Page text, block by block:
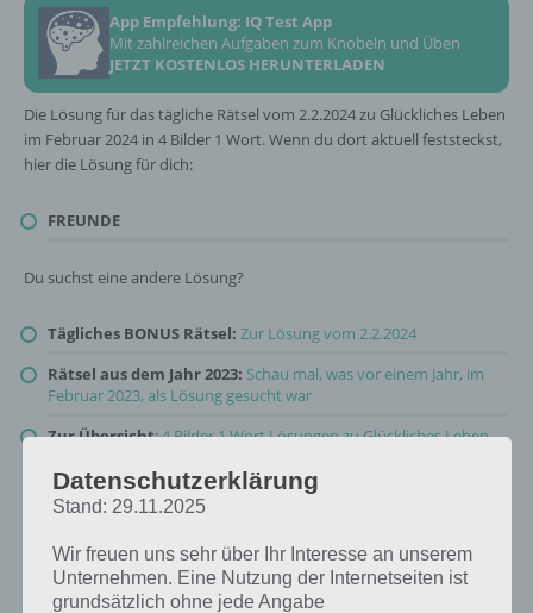
App Empfehlung: IQ Test App
Mit zahlreichen Aufgaben zum Knobeln und Üben
JETZT KOSTENLOS HERUNTERLADEN
Die Lösung für das tägliche Rätsel vom 2.2.2024 zu Glückliches Leben
im Februar 2024 in 4 Bilder 1 Wort. Wenn du dort aktuell feststeckst,
hier die Lösung für dich:
FREUNDE
Du suchst eine andere Lösung?
Tägliches BONUS Rätsel: Zur Lösung vom 2.2.2024
Rätsel aus dem Jahr 2023: Schau mal, was vor einem Jahr, im
Februar 2023, als Lösung gesucht war
Zur Übersicht:4 Bilder 1 Wort Lösungen zu Glückliches Leben
Datenschutzerklärung
Stand: 29.11.2025
Wir freuen uns sehr über Ihr Interesse an unserem
Unternehmen. Eine Nutzung der Internetseiten ist
grundsätzlich ohne jede Angabe